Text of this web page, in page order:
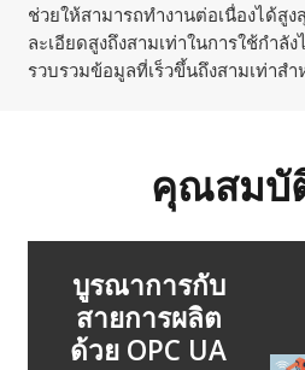
ช่วยให้สามารถทำงานต่อเนื่องได้สู
ละเอียดสูงถึงสามเท่าในการใช้กำลั
รวบรวมข้อมูลที่เร็วขึ้นถึงสามเท่าส
คุณสมบั
การควบ
filament
อัตโนมัติเพื่อ